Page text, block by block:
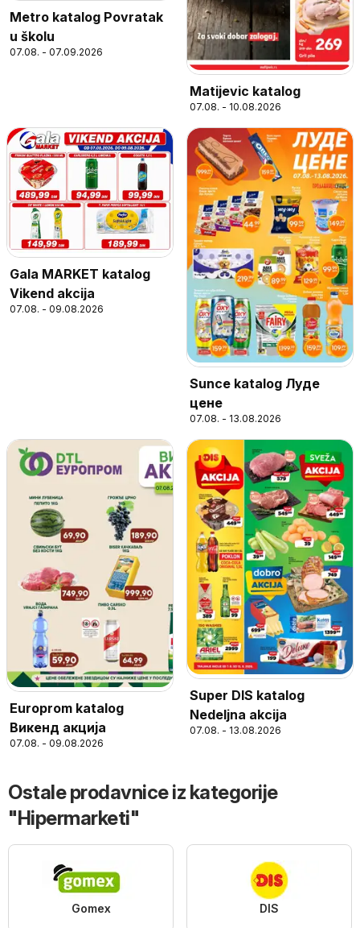
Metro katalog Povratak
u školu
07.08. - 07.09.2026
Matijevic katalog
07.08. - 10.08.2026
Gala MARKET katalog
Vikend akcija
07.08. - 09.08.2026
Sunce katalog Луде
цене
07.08. - 13.08.2026
Europrom katalog
Викенд акција
07.08. - 09.08.2026
Super DIS katalog
Nedeljna akcija
07.08. - 13.08.2026
Ostale prodavnice iz kategorije
"Hipermarketi"
Gomex DIS